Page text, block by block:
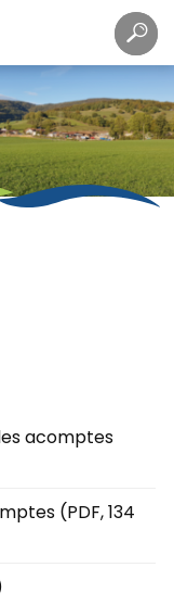
Mots
clés
acomptes
(PDF, 134